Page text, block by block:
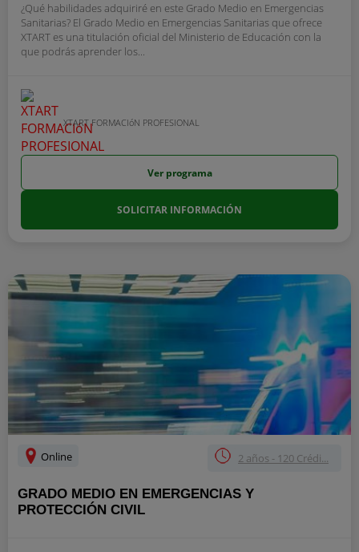
¿Qué habilidades adquiriré en este Grado Medio en Emergencias
Sanitarias? El Grado Medio en Emergencias Sanitarias que ofrece
XTART es una titulación oficial del Ministerio de Educación con la
que podrás aprender los...
XTART FORMACIóN PROFESIONAL
Ver programa
SOLICITAR INFORMACIÓN
Online 2 años - 120 Crédi...
GRADO MEDIO EN EMERGENCIAS Y
PROTECCIÓN CIVIL